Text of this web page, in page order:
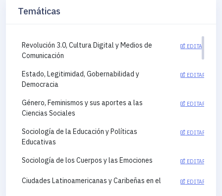
Temáticas
Revolución 3.0, Cultura Digital y Medios de
Comunicación
EDITAR
Estado, Legitimidad, Gobernabilidad y
Democracia
EDITAR
Género, Feminismos y sus aportes a las
Ciencias Sociales
EDITAR
Sociología de la Educación y Políticas
Educativas
EDITAR
Sociología de los Cuerpos y las Emociones EDITAR
Ciudades Latinoamericanas y Caribeñas en el
EDITAR